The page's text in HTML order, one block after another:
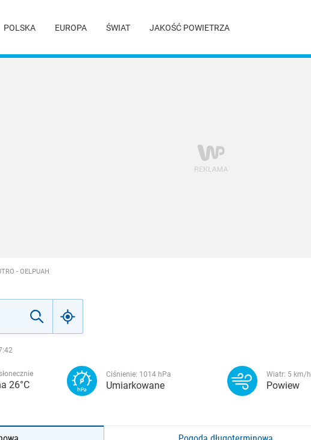
POLSKA EUROPA ŚWIAT JAKOŚĆ POWIETRZA
- OELPUAH
26°C
Ciśnienie: 1014 hPa
Umiarkowane
Wiatr: 5 km/h
Powiew